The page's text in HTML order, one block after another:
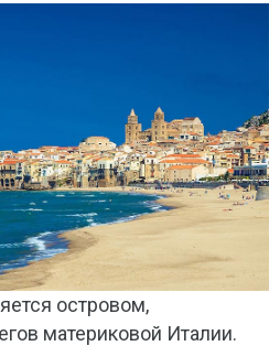
островом,
материковой Италии.